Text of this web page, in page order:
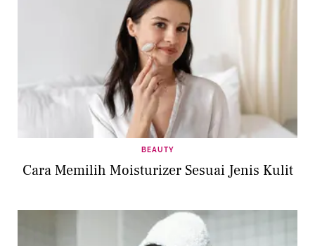
BEAUTY
Cara Memilih Moisturizer Sesuai Jenis Kulit